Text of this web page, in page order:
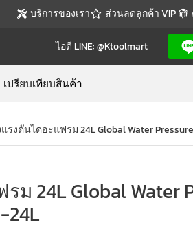
บริการของเรา ส่วนลดลูกค้า VIP
ไอดี LINE: @ktoolmart
เปรียบเทียบสินค้า
รงดันไดอะแฟรม 24L Global Water
ม 24L Global Water
24L